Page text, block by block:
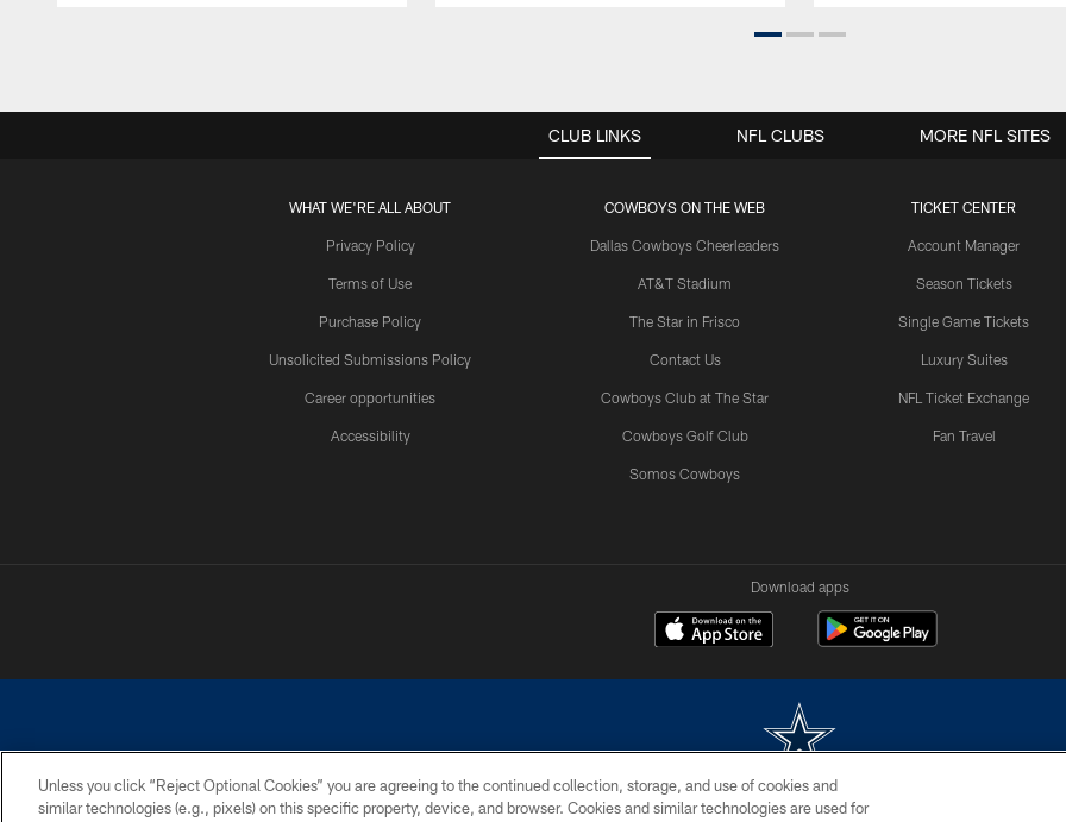
CLUB LINKS
WHAT WE'RE ALL ABOUT
Privacy Policy
Terms of Use
Purchase Policy
Unsolicited Submissions Policy
Career opportunities
Accessibility
COWBOYS ON THE WEB
Dallas Cowboys Cheerleaders
AT&T Stadium
The Star in Frisco
Contact Us
Cowboys Club at The Star
Cowboys Golf Club
Somos Cowboys
TICKET CENTER
Account Manager
Season Tickets
Single Game Tickets
Luxury Suites
NFL Ticket Exchange
Fan Travel
NFL CLUBS MORE NFL SITES
Download apps
©2026 Dallas Cowboys. All rights reserved. Do not duplicate in any form without permission of the Dallas Cowboys. The Dallas Cowboys Cheerleaders will not
Unless you click “Reject Optional Cookies” you are agreeing to the continued collection, storage, and use of cookies and
similar technologies (e.g., pixels) on this specific property, device, and browser. Cookies and similar technologies are used for